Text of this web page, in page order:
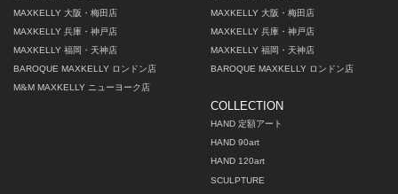
MAXKELLY 大阪・梅田店
MAXKELLY 兵庫・神戸店
MAXKELLY 福岡・天神店
BAROQUE MAXKELLY ロンドン店
M&M MAXKELLY ニューヨーク店
MAXKELLY 大阪・梅田店
MAXKELLY 兵庫・神戸店
MAXKELLY 福岡・天神店
BAROQUE MAXKELLY ロンドン店
COLLECTION
HAND 定額アート
HAND 90art
HAND 120art
SCULPTURE